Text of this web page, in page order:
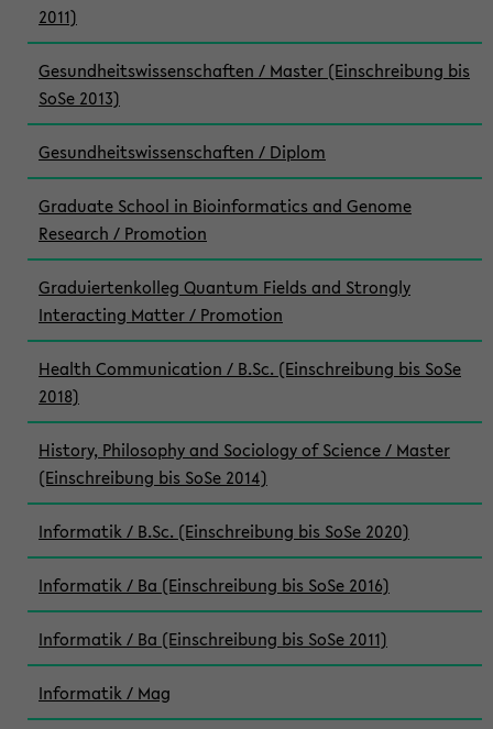
2011)
Gesundheitswissenschaften / Master (Einschreibung bis
SoSe 2013)
Gesundheitswissenschaften / Diplom
Graduate School in Bioinformatics and Genome
Research / Promotion
Graduiertenkolleg Quantum Fields and Strongly
Interacting Matter / Promotion
Health Communication / B.Sc. (Einschreibung bis SoSe
2018)
History, Philosophy and Sociology of Science / Master
(Einschreibung bis SoSe 2014)
Informatik / B.Sc. (Einschreibung bis SoSe 2020)
Informatik / Ba (Einschreibung bis SoSe 2016)
Informatik / Ba (Einschreibung bis SoSe 2011)
Informatik / Mag